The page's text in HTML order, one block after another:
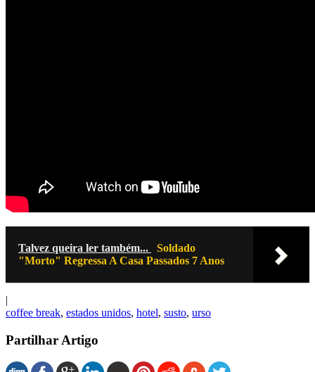
Talvez queira ler também...
Soldado
"Morto" Regressa A Casa Passados 7 Anos
|
coffee break, estados unidos, hotel, susto, urso
Partilhar Artigo